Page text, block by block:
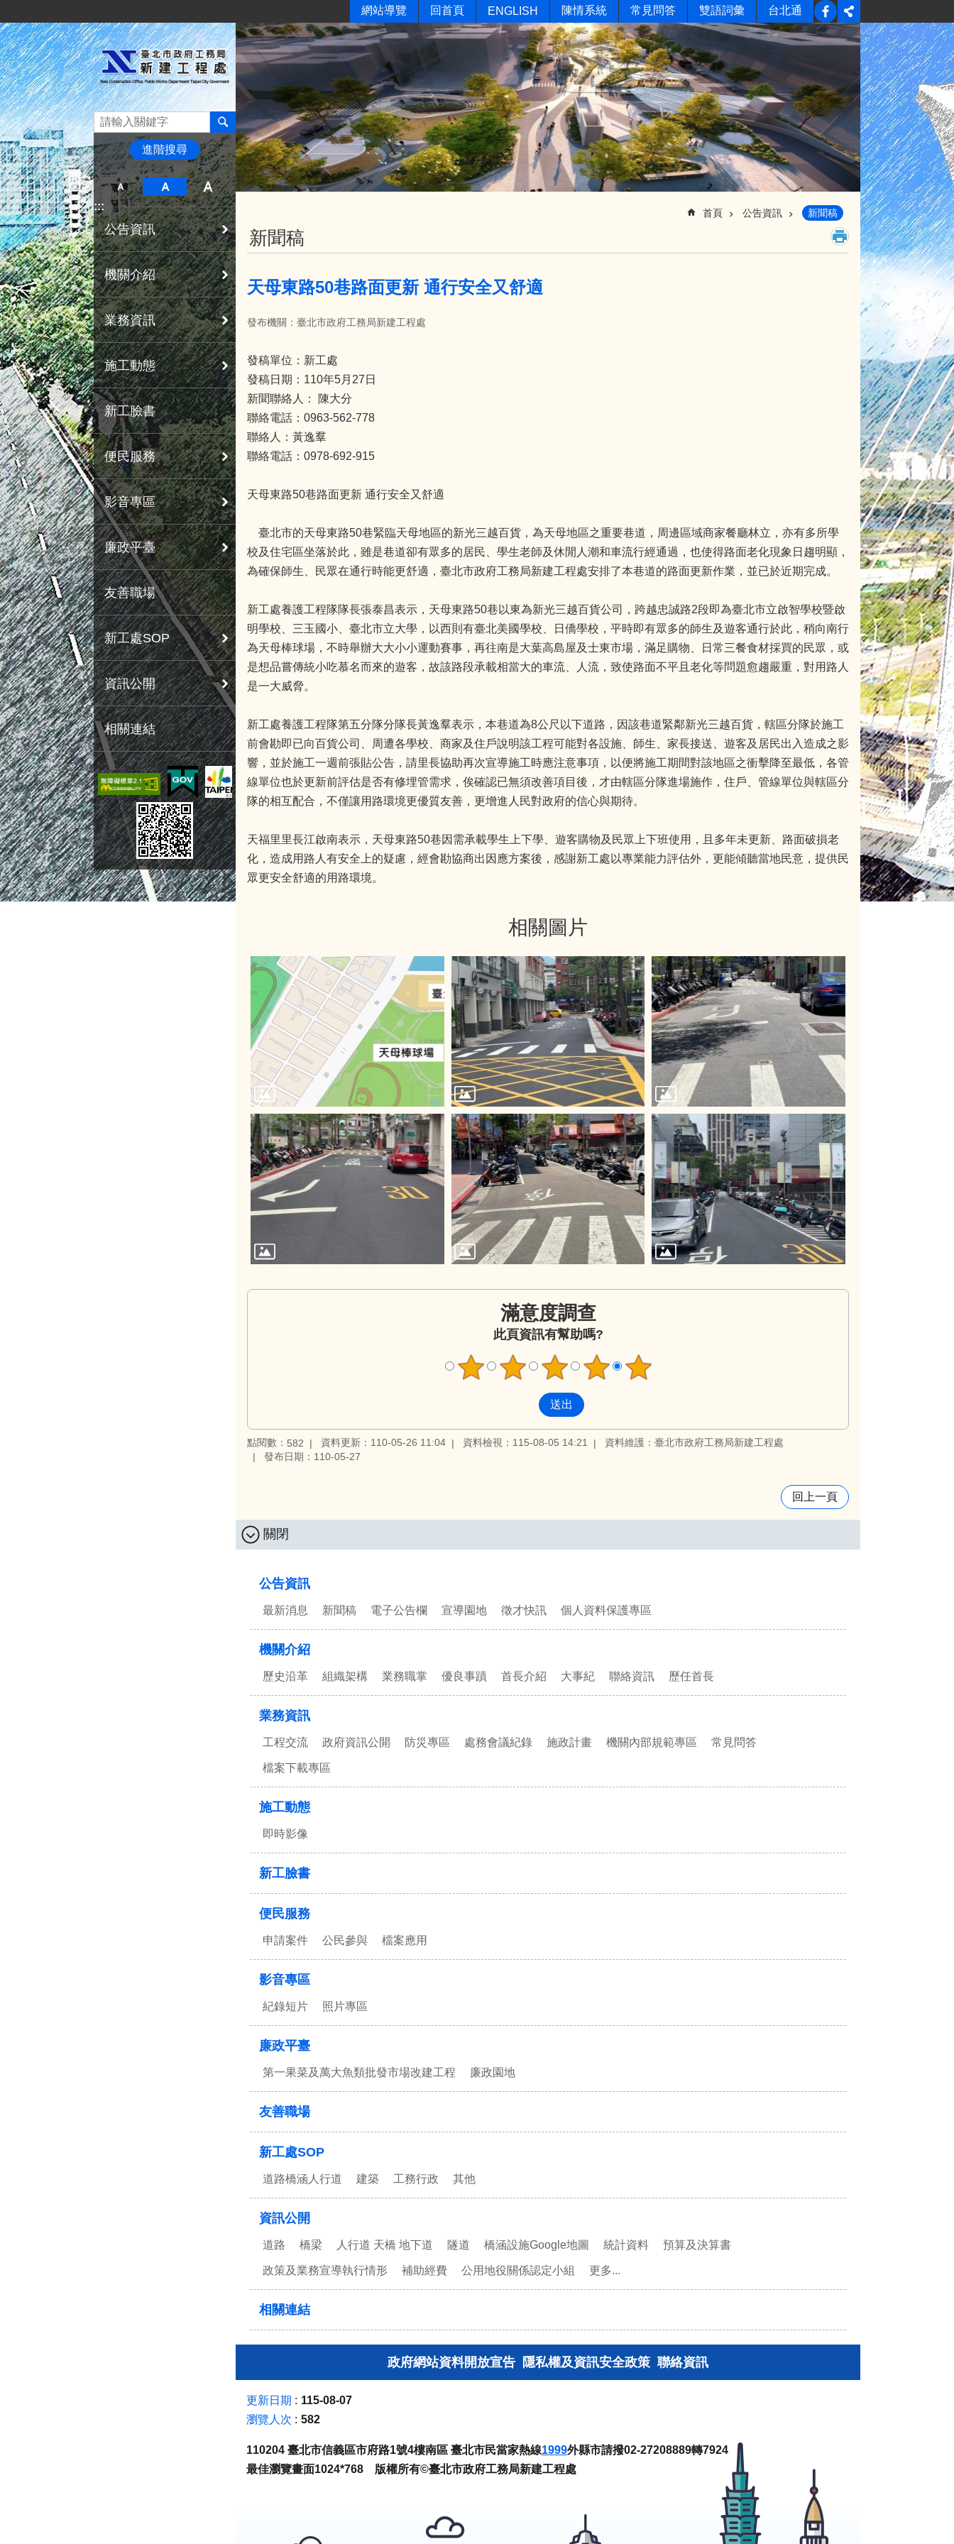
網站導覽 回首頁 ENGLISH 陳情系統 常見問答 雙語詞彙 台北通
進階搜尋
:::
公告資訊
機關介紹
業務資訊
施工動態
新工臉書
便民服務
影音專區
廉政平臺
友善職場
新工處SOP
資訊公開
相關連結
首頁 公告資訊 新聞稿
新聞稿
天母東路50巷路面更新 通行安全又舒適
發布機關：臺北市政府工務局新建工程處
發稿單位：新工處
發稿日期：110年5月27日
新聞聯絡人： 陳大分
聯絡電話：0963-562-778
聯絡人：黃逸羣
聯絡電話：0978-692-915
天母東路50巷路面更新 通行安全又舒適
臺北市的天母東路50巷緊臨天母地區的新光三越百貨，為天母地區之重要巷道，周邊區域商家餐廳林立，亦有多所學
校及住宅區坐落於此，雖是巷道卻有眾多的居民、學生老師及休閒人潮和車流行經通過，也使得路面老化現象日趨明顯，
為確保師生、民眾在通行時能更舒適，臺北市政府工務局新建工程處安排了本巷道的路面更新作業，並已於近期完成。
新工處養護工程隊隊長張泰昌表示，天母東路50巷以東為新光三越百貨公司，跨越忠誠路2段即為臺北市立啟智學校暨啟
明學校、三玉國小、臺北市立大學，以西則有臺北美國學校、日僑學校，平時即有眾多的師生及遊客通行於此，稍向南行
為天母棒球場，不時舉辦大大小小運動賽事，再往南是大葉高島屋及士東市場，滿足購物、日常三餐食材採買的民眾，或
是想品嘗傳統小吃慕名而來的遊客，故該路段承載相當大的車流、人流，致使路面不平且老化等問題愈趨嚴重，對用路人
是一大威脅。
新工處養護工程隊第五分隊分隊長黃逸羣表示，本巷道為8公尺以下道路，因該巷道緊鄰新光三越百貨，轄區分隊於施工
前會勘即已向百貨公司、周遭各學校、商家及住戶說明該工程可能對各設施、師生、家長接送、遊客及居民出入造成之影
響，並於施工一週前張貼公告，請里長協助再次宣導施工時應注意事項，以便將施工期間對該地區之衝擊降至最低，各管
線單位也於更新前評估是否有修埋管需求，俟確認已無須改善項目後，才由轄區分隊進場施作，住戶、管線單位與轄區分
隊的相互配合，不僅讓用路環境更優質友善，更增進人民對政府的信心與期待。
天福里里長江啟南表示，天母東路50巷因需承載學生上下學、遊客購物及民眾上下班使用，且多年未更新、路面破損老
化，造成用路人有安全上的疑慮，經會勘協商出因應方案後，感謝新工處以專業能力評估外，更能傾聽當地民意，提供民
眾更安全舒適的用路環境。
相關圖片
滿意度調查
此頁資訊有幫助嗎?
點閱數： 582 資料更新：110-05-26 11:04 資料檢視：115-08-05 14:21
資料維護：臺北市政府工務局新建工程處
發布日期：110-05-27
回上一頁
關閉
公告資訊
最新消息 新聞稿 電子公告欄 宣導園地 徵才快訊 個人資料保護專區
機關介紹
歷史沿革 組織架構 業務職掌 優良事蹟 首長介紹 大事紀 聯絡資訊 歷任首長
業務資訊
工程交流 政府資訊公開 防災專區 處務會議紀錄 施政計畫 機關內部規範專區 常見問答
檔案下載專區
施工動態
即時影像
新工臉書
便民服務
申請案件 公民參與 檔案應用
影音專區
紀錄短片 照片專區
廉政平臺
第一果菜及萬大魚類批發市場改建工程 廉政園地
友善職場
新工處SOP
道路橋涵人行道 建築 工務行政 其他
資訊公開
道路 橋梁 人行道 天橋 地下道 隧道 橋涵設施Google地圖 統計資料 預算及決算書
政策及業務宣導執行情形 補助經費 公用地役關係認定小組 更多...
相關連結
政府網站資料開放宣告 隱私權及資訊安全政策 聯絡資訊
更新日期
115-08-07
瀏覽人次
582
110204 臺北市信義區市府路1號4樓南區 臺北市民當家熱線1999外縣市請撥02-27208889轉7924
最佳瀏覽畫面1024*768 版權所有©臺北市政府工務局新建工程處